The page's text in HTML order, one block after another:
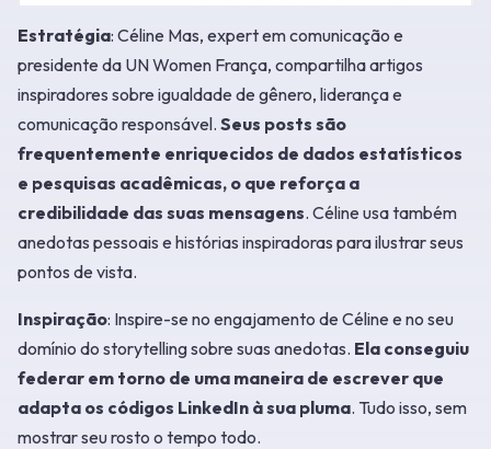
Estratégia: Céline Mas, expert em comunicação e
presidente da UN Women França, compartilha artigos
inspiradores sobre igualdade de gênero, liderança e
comunicação responsável. Seus posts são
frequentemente enriquecidos de dados estatísticos
e pesquisas acadêmicas, o que reforça a
credibilidade das suas mensagens. Céline usa também
anedotas pessoais e histórias inspiradoras para ilustrar seus
pontos de vista.
Inspiração: Inspire-se no engajamento de Céline e no seu
domínio do storytelling sobre suas anedotas. Ela conseguiu
federar em torno de uma maneira de escrever que
adapta os códigos LinkedIn à sua pluma. Tudo isso, sem
mostrar seu rosto o tempo todo.